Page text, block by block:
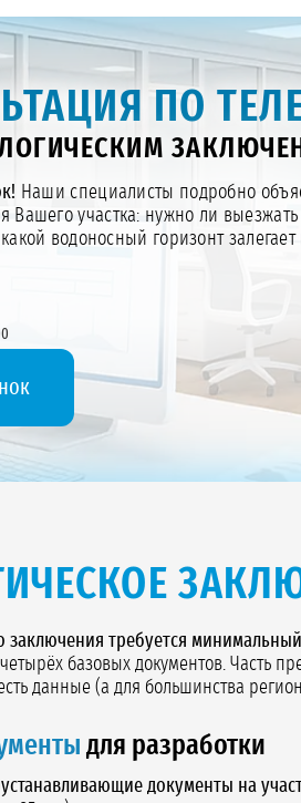
ПО
Наши специалисты подробно
Вашего участка: нужно ли
водоносный горизонт залегает
заключения требуется
базовых документов. Часть
данные (а для большинства
для разработки
документы на